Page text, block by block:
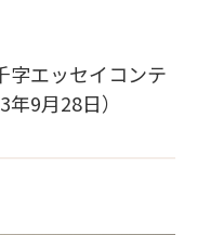
字エッセイコンテ
9月28日）